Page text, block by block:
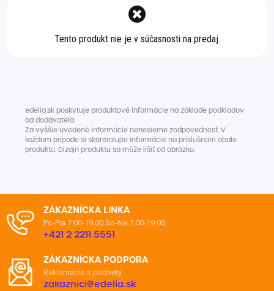
poukazy
výživa
Domáci miláčikovia
Lekáreň
Tento produkt nie je v súčasnosti na predaj.
edelia.sk poskytuje produktové informácie na základe podkladov
od dodávateľa.
Za vyššie uvedené informácie nenesieme zodpovednosť. V
každom prípade si skontrolujte informácie na príslušnom obale
produktu. Dizajn produktu sa môže líšiť od obrázku.
ZÁKAZNÍCKA LINKA
Po-Pia 7:00-19:00 So-Ne 7:00-19:00
+421 2 2211 5551
ZÁKAZNÍCKA PODPORA
Reklamácie a podnety
zakaznici@edelia.sk